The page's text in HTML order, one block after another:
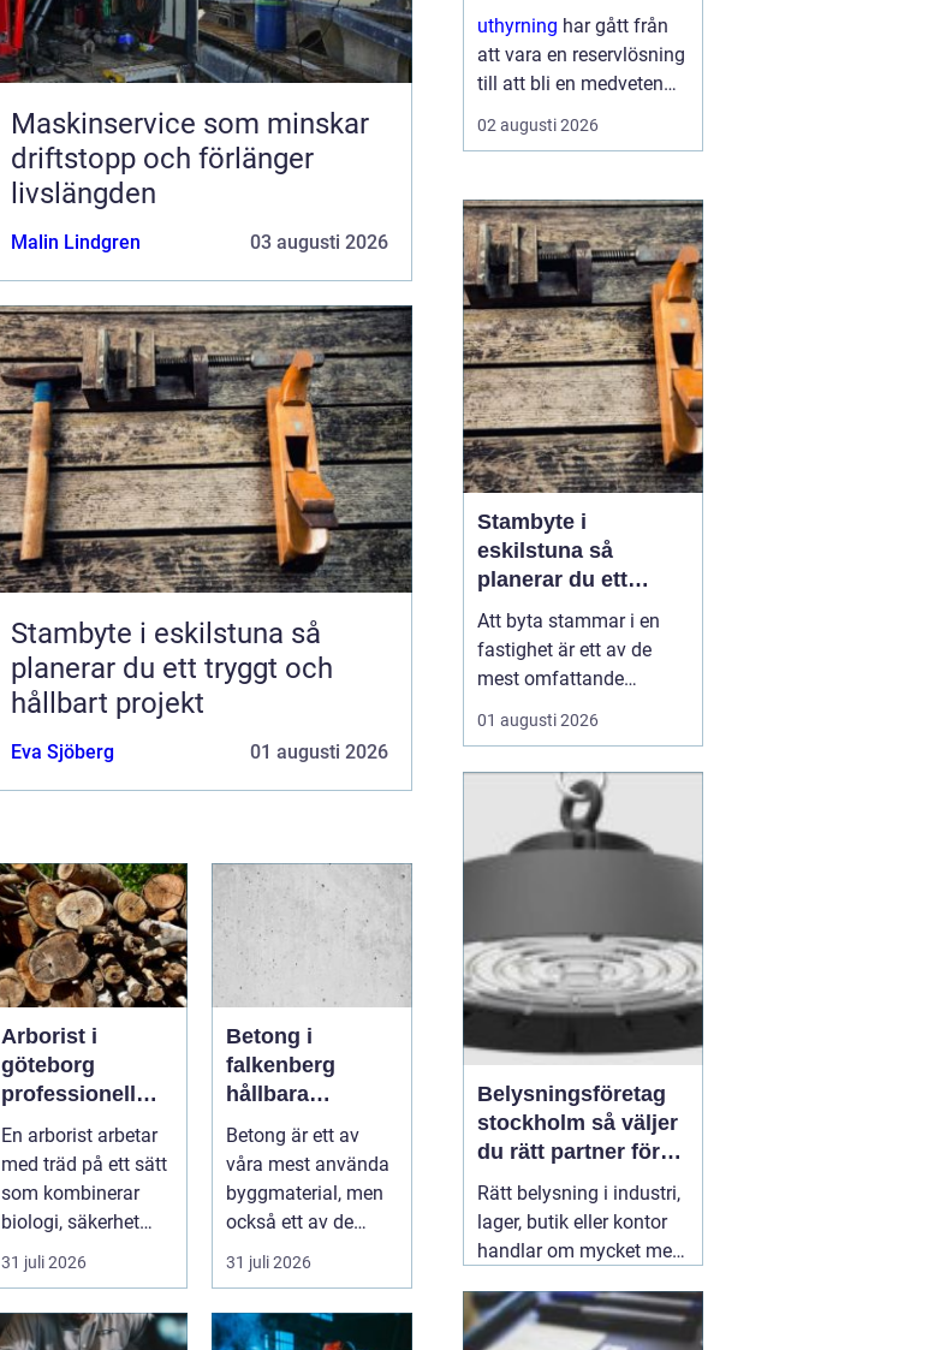
Maskinservice som minskar
driftstopp och förlänger
livslängden
Malin Lindgren 03 augusti 2026
Stambyte i eskilstuna så
planerar du ett tryggt och
hållbart projekt
Eva Sjöberg 01 augusti 2026
Arborist i
göteborg
professionell
trädvård för
säkra och friska
En arborist arbetar
med träd på ett sätt
som kombinerar
biologi, säkerhet
och hantverk. I en
stad so...
31 juli 2026
Betong i
falkenberg
hållbara
lösningar för
grund, golv och
utemiljö
Betong är ett av
våra mest använda
byggmaterial, men
också ett av de
mest
missförstådda.
Många tänke...
31 juli 2026
med mindre
uthyrning har gått från
att vara en reservlösning
till att bli en medveten
strategi för många
företag. I stället för att
utrustning väljer allt fler
att hyra. Det frigör både
pengar o...
02 augusti 2026
Stambyte i
eskilstuna så
planerar du ett
tryggt och hållbart
projekt
Att byta stammar i en
fastighet är ett av de
mest omfattande
ingreppen som kan
göras i ett hus.
nödvändig åtgärd för att
undvika vattenskador,
fuktproblem och
bostadsrättsföreningar,
fastighetsäga...
01 augusti 2026
Belysningsföretag
stockholm så väljer
du rätt partner för
professionell
ljussättning
Rätt belysning i industri,
lager, butik eller kontor
handlar om mycket mer
Ljuset påverkar säkerhet,
energikostnader,